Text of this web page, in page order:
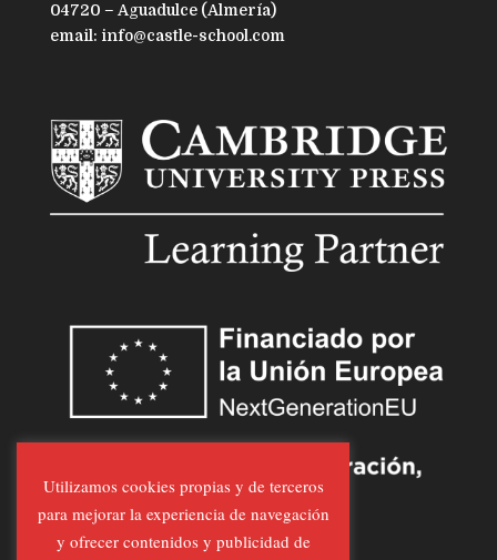
04720 – Aguadulce (Almería)
email: info@castle-school.com
Utilizamos cookies propias y de terceros
para mejorar la experiencia de navegación
y ofrecer contenidos y publicidad de